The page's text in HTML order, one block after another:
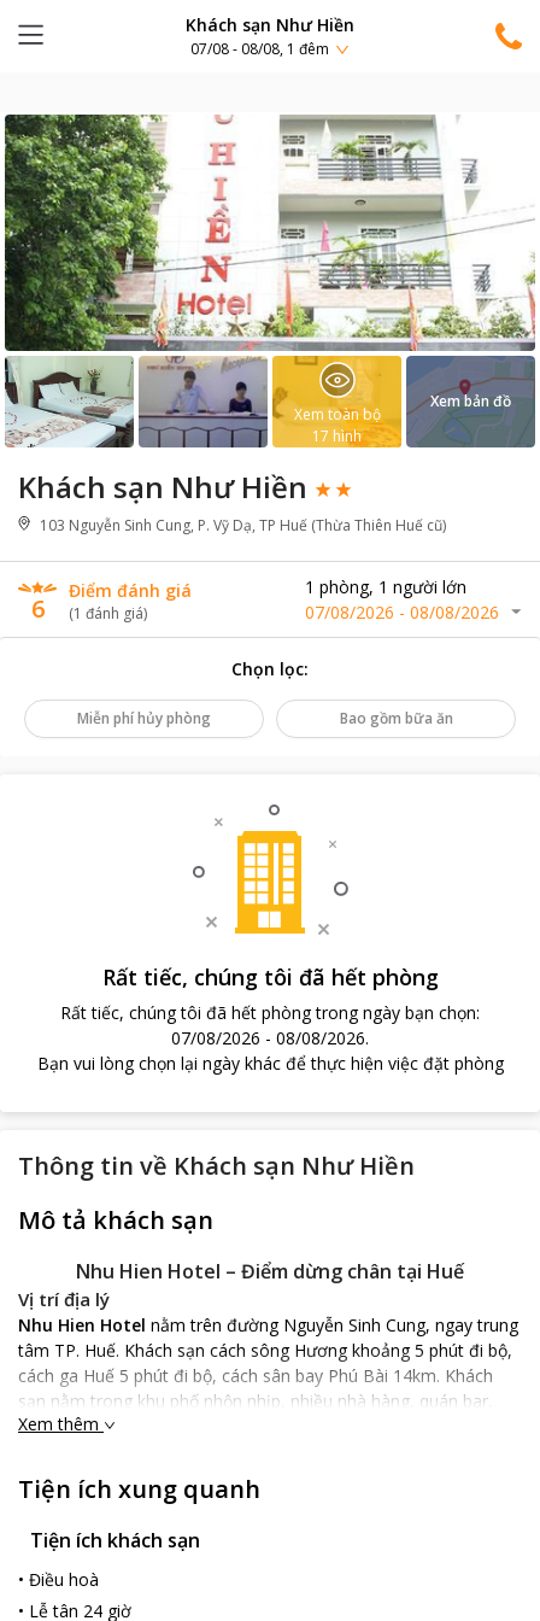
Khách sạn Như Hiền
07/08 - 08/08, 1 đêm
Khách sạn Như Hiền
103 Nguyễn Sinh Cung, P. Vỹ Dạ, TP Huế (Thừa Thiên Huế cũ)
6
Điểm đánh giá
(1 đánh giá)
1 phòng, 1 người lớn
07/08/2026 - 08/08/2026
Xem toàn bộ
17 hình
Xem bản đồ
Chọn lọc:
Miễn phí hủy phòng Bao gồm bữa ăn
Rất tiếc, chúng tôi đã hết phòng
Rất tiếc, chúng tôi đã hết phòng trong ngày bạn chọn:
07/08/2026 - 08/08/2026.
Bạn vui lòng chọn lại ngày khác để thực hiện việc đặt phòng
Thông tin về Khách sạn Như Hiền
Mô tả khách sạn
Nhu Hien Hotel – Điểm dừng chân tại Huế
Vị trí địa lý
Nhu Hien Hotel nằm trên đường Nguyễn Sinh Cung, ngay trung
tâm TP. Huế. Khách sạn cách sông Hương khoảng 5 phút đi bộ,
cách ga Huế 5 phút đi bộ, cách sân bay Phú Bài 14km. Khách
sạn nằm trong khu phố nhộn nhịp, nhiều nhà hàng, quán bar,
điểm du lịch nổi tiếng nên bạn dễ dàng sắp xếp lịch trình khi đến
Đặc điểm khách sạn
Nhu Hien Hotel
có kiến trúc trang nhã, hiện đại, tạo cảm giác
thân quen, gần gũi chứ không hề xa lạ cho khách. Từng tiểu tiết,
hài hòa.
Xem thêm
Tiện ích xung quanh
Tiện ích khách sạn
• Điều hoà
• Lễ tân 24 giờ